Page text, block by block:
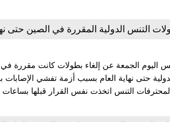
التنس الدولية المقررة في الصين حتى
اليوم الجمعة عن إلغاء بطولات كانت مقررة
حتى نهاية العام بسبب أزمة تفشي
لمحترفات التنس اتخذت نفس القرار قبلها